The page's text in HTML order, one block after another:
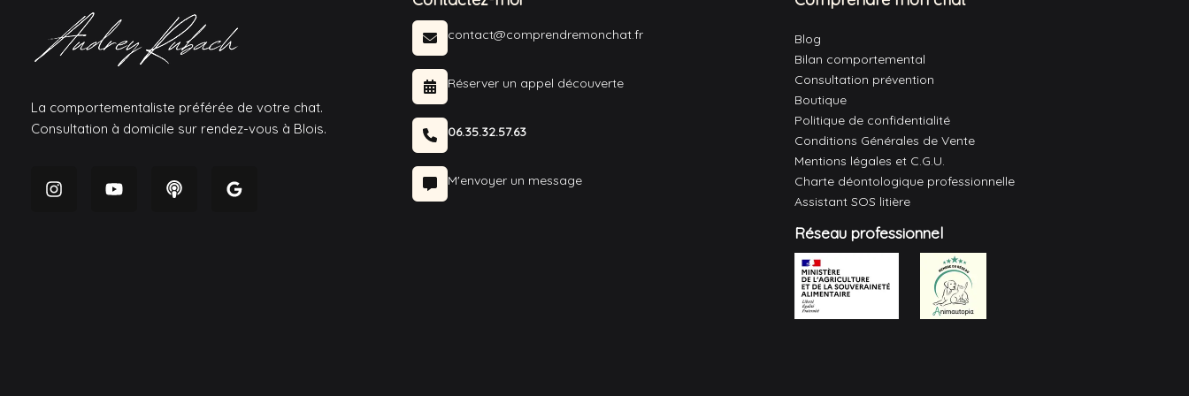
La comportementaliste préférée de votre chat.
Consultation à domicile sur rendez-vous à Blois.
contact@comprendremonchat.fr
Réserver un appel découverte
06.35.32.57.63
M'envoyer un message
Blog
Bilan comportemental
Consultation prévention
Boutique
Politique de confidentialité
Conditions Générales de Vente
Mentions légales et C.G.U.
Charte déontologique professionnelle
Assistant SOS litière
Réseau professionnel